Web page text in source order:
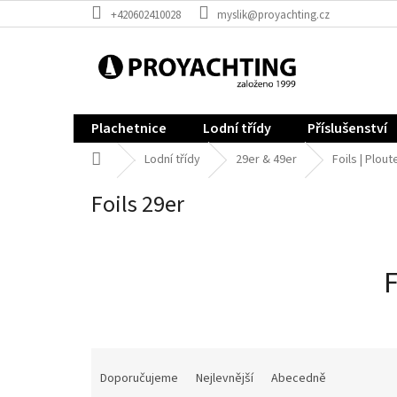
na
+420602410028 myslik@proyachting.cz
Plachetnice Lodní třídy Příslušenství
Domů Lodní třídy 29er & 49er Foils |
Foils 29er
Doporučujeme Nejlevnější Abecedně